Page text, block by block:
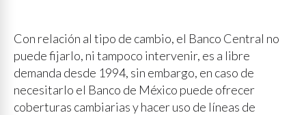
Con relación al tipo de cambio, el Banco Central no
puede fijarlo, ni tampoco intervenir, es a libre
demanda desde 1994, sin embargo, en caso de
necesitarlo el Banco de México puede ofrecer
coberturas cambiarias y hacer uso de líneas de